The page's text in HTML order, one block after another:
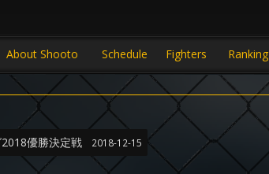
About Shooto Schedule Fighters Ranking
優勝決定戦 2018-12-15